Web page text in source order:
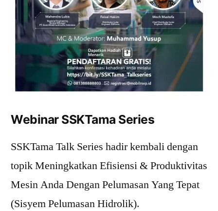
Webinar SSKTama Series
SSKTama Talk Series hadir kembali dengan
topik Meningkatkan Efisiensi & Produktivitas
Mesin Anda Dengan Pelumasan Yang Tepat
(Sisyem Pelumasan Hidrolik).